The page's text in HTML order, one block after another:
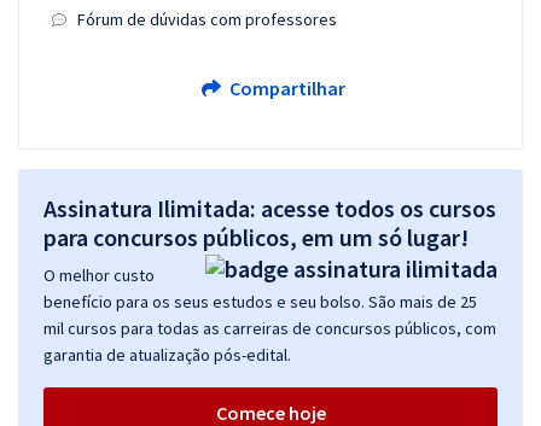
Fórum de dúvidas com professores
Compartilhar
Assinatura Ilimitada: acesse todos os cursos
para concursos públicos, em um só lugar!
O melhor custo
benefício para os seus estudos e seu bolso. São mais de 25
mil cursos para todas as carreiras de concursos públicos, com
garantia de atualização pós-edital.
Comece hoje